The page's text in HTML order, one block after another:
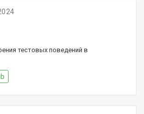
тестовых поведений в